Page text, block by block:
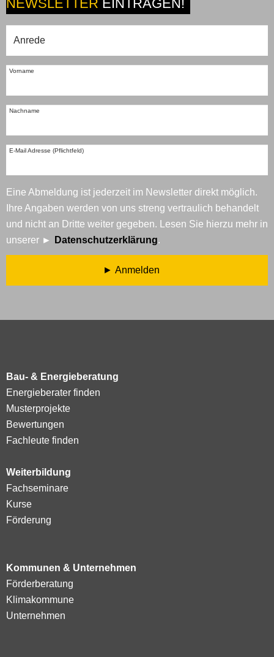
NEWSLETTER EINTRAGEN!
Vorname
Nachname
E-Mail Adresse (Pflichtfeld)
Eine Abmeldung ist jederzeit im Newsletter direkt möglich.
Ihre Angaben werden von uns streng vertraulich behandelt
und nicht an Dritte weiter gegeben. Lesen Sie hierzu mehr in
unserer
Datenschutzerklärung.
Anmelden
Bau- & Energieberatung
Energieberater finden
Musterprojekte
Bewertungen
Fachleute finden
Weiterbildung
Fachseminare
Kurse
Förderung
Kommunen & Unternehmen
Förderberatung
Klimakommune
Unternehmen